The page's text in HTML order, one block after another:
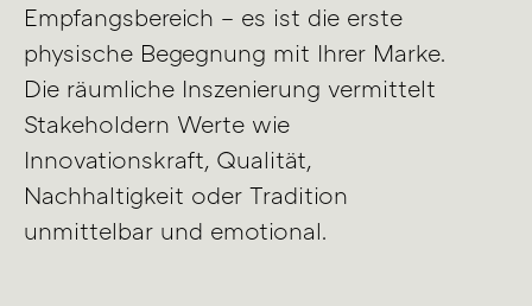
Empfangsbereich – es ist die erste
physische Begegnung mit Ihrer Marke.
Die räumliche Inszenierung vermittelt
Stakeholdern Werte wie
Innovationskraft, Qualität,
Nachhaltigkeit oder Tradition
unmittelbar und emotional.